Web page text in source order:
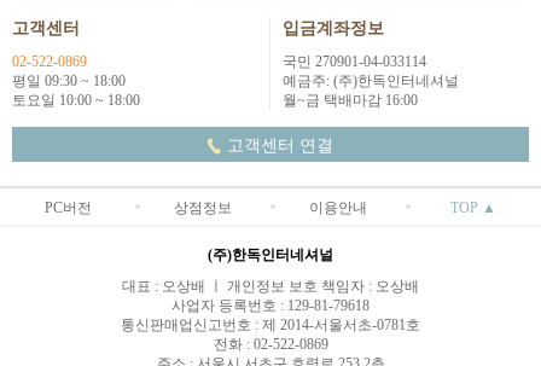
고객센터
02-522-0869
평일 09:30 ~ 18:00
토요일 10:00 ~ 18:00
입금계좌정보
국민 270901-04-033114
예금주: (주)한독인터네셔널
월~금 택배마감 16:00
고객센터 연결
PC버전 상점정보 이용안내 TOP ▲
(주)한독인터네셔널
대표 : 오상배 ㅣ 개인정보 보호 책임자 : 오상배
사업자 등록번호 : 129-81-79618
통신판매업신고번호 : 제 2014-서울서초-0781호
전화 : 02-522-0869